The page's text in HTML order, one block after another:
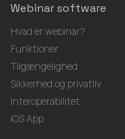
Webinar software
Hvad er webinar?
Funktioner
Tilgængelighed
Sikkerhed og privatliv
Interoperabilitet
iOS App